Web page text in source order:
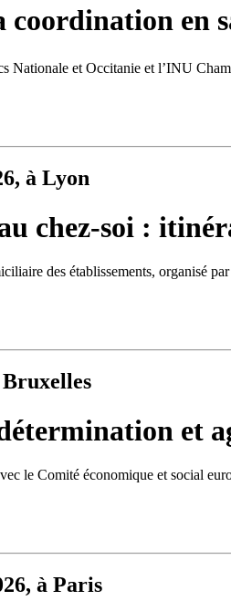
coordination en
Nationale et Occitanie et l’INU
à Lyon
chez-soi :
des établissements, organisé
Bruxelles
et
le Comité économique et social
à Paris